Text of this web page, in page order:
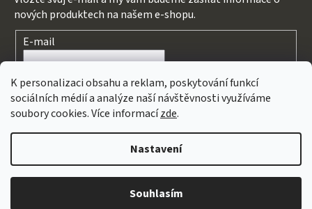
K personalizaci obsahu a reklam, poskytování funkcí
sociálních médií a analýze naší návštěvnosti využíváme
soubory cookies. Více informacízde.
Nastavení
Souhlasím
nových produktech na našem e-shopu.
E-mail
Souhlasím spodmínkami ochrany osobních údajů
PŘIHLÁSIT SE
Vytvořil Shoptet&PekneWeby
123kolo. Všechna práva vyhrazena.